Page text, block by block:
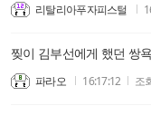
리탈리아푸자피스털
찢이 김부선에게 했던 쌍
파라오 16:17:12 조